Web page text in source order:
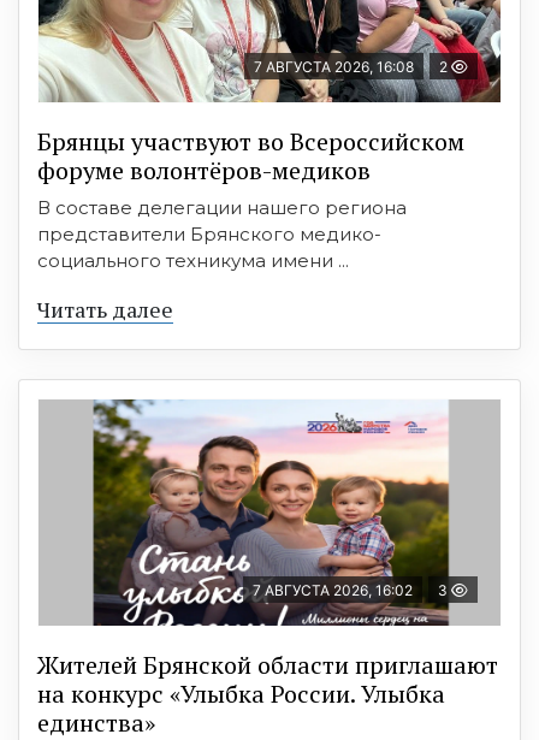
7 АВГУСТА 2026, 16:08 2
Брянцы участвуют во Всероссийском
форуме волонтёров-медиков
В составе делегации нашего региона
представители Брянского медико-
социального техникума имени ...
Читать далее
7 АВГУСТА 2026, 16:02 3
Жителей Брянской области приглашают
на конкурс «Улыбка России. Улыбка
единства»